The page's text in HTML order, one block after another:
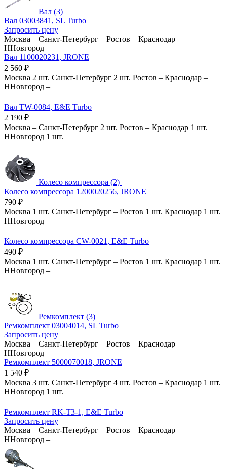
Вал (3)
Вал 03003841, SL Turbo
Запросить цену
Москва – Санкт-Петербург – Ростов – Краснодар –
ННовгород –
Вал 1100020231, JRONE
2 560 ₽
Москва 2 шт. Санкт-Петербург 2 шт. Ростов – Краснодар –
ННовгород –
Вал TW-0084, E&E Turbo
2 190 ₽
Москва – Санкт-Петербург 2 шт. Ростов – Краснодар 1 шт.
ННовгород 1 шт.
Колесо компрессора (2)
Колесо компрессора 1200020256, JRONE
790 ₽
Москва 1 шт. Санкт-Петербург – Ростов 1 шт. Краснодар 1 шт.
ННовгород –
Колесо компрессора CW-0021, E&E Turbo
490 ₽
Москва 1 шт. Санкт-Петербург – Ростов 1 шт. Краснодар 1 шт.
ННовгород –
Ремкомплект (3)
Ремкомплект 03004014, SL Turbo
Запросить цену
Москва – Санкт-Петербург – Ростов – Краснодар –
ННовгород –
Ремкомплект 5000070018, JRONE
1 540 ₽
Москва 3 шт. Санкт-Петербург 4 шт. Ростов – Краснодар 1 шт.
ННовгород 1 шт.
Ремкомплект RK-T3-1, E&E Turbo
Запросить цену
Москва – Санкт-Петербург – Ростов – Краснодар –
ННовгород –